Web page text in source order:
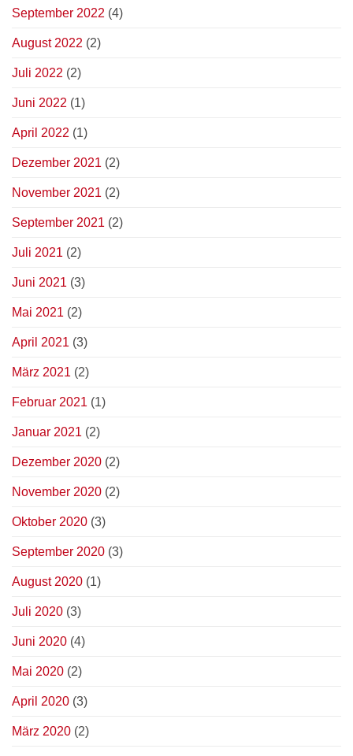
September 2022 (4)
August 2022 (2)
Juli 2022 (2)
Juni 2022 (1)
April 2022 (1)
Dezember 2021 (2)
November 2021 (2)
September 2021 (2)
Juli 2021 (2)
Juni 2021 (3)
Mai 2021 (2)
April 2021 (3)
März 2021 (2)
Februar 2021 (1)
Januar 2021 (2)
Dezember 2020 (2)
November 2020 (2)
Oktober 2020 (3)
September 2020 (3)
August 2020 (1)
Juli 2020 (3)
Juni 2020 (4)
Mai 2020 (2)
April 2020 (3)
März 2020 (2)